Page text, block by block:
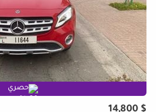
حصري
$ 14,800